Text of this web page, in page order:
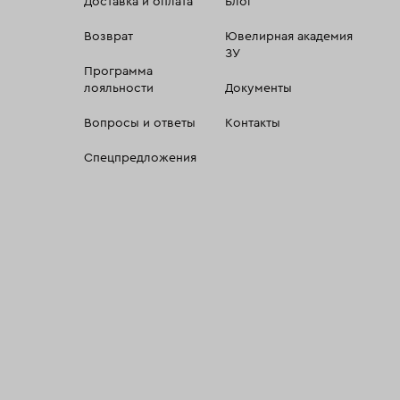
Возврат
Программа
лояльности
Вопросы и ответы
Спецпредложения
Ювелирная академия
ЗУ
Документы
Контакты